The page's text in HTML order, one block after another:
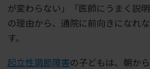
が変わらない」「医師にうまく説
の理由から、通院に前向きになれ
す。
起立性調節障害の子どもは、朝か